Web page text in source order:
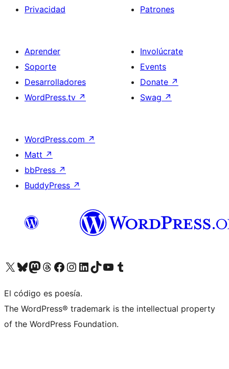
Privacidad
Patrones
Aprender
Soporte
Desarrolladores
WordPress.tv ↗
Involúcrate
Events
Donate ↗
Swag ↗
WordPress.com ↗
Matt ↗
bbPress ↗
BuddyPress ↗
Visit our X (formerly Twitter) account
Visit our Bluesky account
Visit our Mastodon account
Visit our Threads account
Visita nuestra página de Facebook
Visita nuestra cuenta de Instagram
Visita nuestra cuenta de LinkedIn
Visit our TikTok account
Visita nuestro canal de YouTube
Visit our Tumblr account
El código es poesía.
The WordPress® trademark is the intellectual property
of the WordPress Foundation.